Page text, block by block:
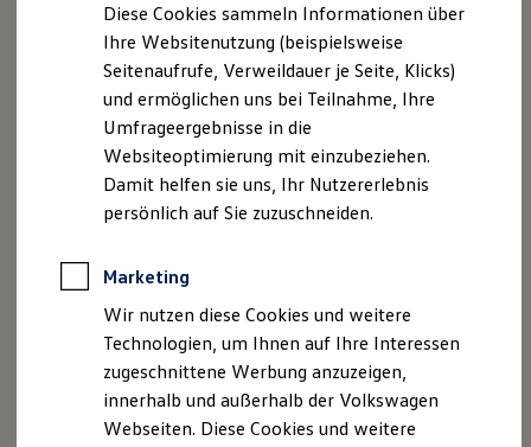
Behörden
Direktkunden
Sonderfahrzeuge
Anpfiff zum Gewinn
Elektromobilität
Elektroautos
ID. Tutorials
Elektrofahrzeugkonzepte
ID. EVERY1
Reichweite
Rekuperation
Laden unterwegs
Laden Zuhause
Ladestationen finden
Ladezeitensimulator
Batterie
Sicherheit
, 1 von 3 , 2 von 3 , 3 von 3
Variantgibt es in vier Ausstattungslinien:
Diese Cookies sammeln Informationen über
Ihre Websitenutzung (beispielsweise
Seitenaufrufe, Verweildauer je Seite, Klicks)
und ermöglichen uns bei Teilnahme, Ihre
Umfrageergebnisse in die
Websiteoptimierung mit einzubeziehen.
Damit helfen sie uns, Ihr Nutzererlebnis
persönlich auf Sie zuzuschneiden.
Marketing
Wir nutzen diese Cookies und weitere
Technologien, um Ihnen auf Ihre Interessen
zugeschnittene Werbung anzuzeigen,
innerhalb und außerhalb der Volkswagen
Webseiten. Diese Cookies und weitere